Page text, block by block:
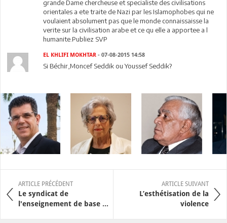
grande Dame chercheuse et specialiste des civilisations
orientales a ete traite de Nazi par les Islamophobes qui ne
voulaient absolument pas que le monde connaissaisse la
verite sur la civilisation arabe et ce qu elle a apportee a l
humanite.Publiez SVP
EL KHLIFI MOKHTAR - 07-08-2015 14:58
Si Béchir,Moncef Seddik ou Youssef Seddik?
ARTICLE PRÉCÉDENT
Le syndicat de
l'enseignement de base ...
ARTICLE SUIVANT
L’esthétisation de la
violence